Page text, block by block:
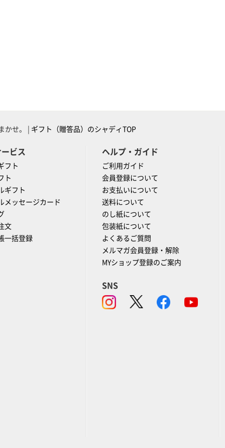
かせ。 | ギフト（贈答品）のシャディTOP
ビス
フト
ト
ギフト
メッセージカード
文
一括登録
ヘルプ・ガイド
ご利用ガイド
会員登録について
お支払いについて
送料について
のし紙について
包装紙について
よくあるご質問
メルマガ会員登録・解除
MYショップ登録のご案内
SNS